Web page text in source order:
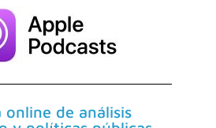
online de análisis